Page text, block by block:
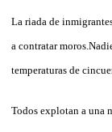
La riada de
a contratar
temperaturas de
Todos explotan a una